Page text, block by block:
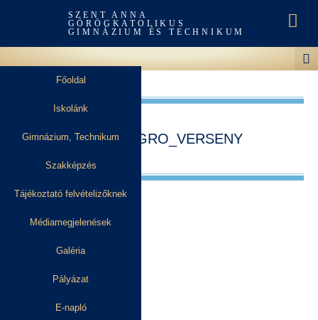
SZENT ANNA
GÖRÖGKATOLIKUS
GIMNÁZIUM ÉS TECHNIKUM
Főoldal
Iskolánk
Gimnázium, Technikum
Szakképzés
Tájékoztató felvételizőknek
Médiamegjelenések
Galéria
Pályázat
E-napló
MAGASUGRO_VERSENY